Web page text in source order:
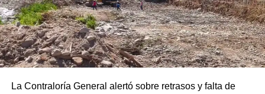
Ejecutivo, el líder instó a la ciudadanía a interceder por
las autoridades salientes y entrantes. Finalmente,
remarcó que las Asambleas de Dios del Perú celebran su
19.ª Confraternidad Regional en Ilo reafirmando el
compromiso de la iglesia de orar constantemente por el
bienestar del país.
La Contraloría General alertó sobre retrasos y falta de